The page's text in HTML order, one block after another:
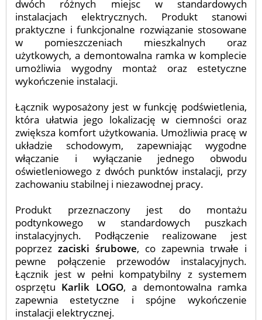
dwóch różnych miejsc w standardowych
instalacjach elektrycznych. Produkt stanowi
praktyczne i funkcjonalne rozwiązanie stosowane
w pomieszczeniach mieszkalnych oraz
użytkowych, a demontowalna ramka w komplecie
umożliwia wygodny montaż oraz estetyczne
wykończenie instalacji.
Łącznik wyposażony jest w funkcję podświetlenia,
która ułatwia jego lokalizację w ciemności oraz
zwiększa komfort użytkowania. Umożliwia pracę w
układzie schodowym, zapewniając wygodne
włączanie i wyłączanie jednego obwodu
oświetleniowego z dwóch punktów instalacji, przy
zachowaniu stabilnej i niezawodnej pracy.
Produkt przeznaczony jest do montażu
podtynkowego w standardowych puszkach
instalacyjnych. Podłączenie realizowane jest
poprzez zaciski śrubowe, co zapewnia trwałe i
pewne połączenie przewodów instalacyjnych.
Łącznik jest w pełni kompatybilny z systemem
osprzętu Karlik LOGO, a demontowalna ramka
zapewnia estetyczne i spójne wykończenie
instalacji elektrycznej.